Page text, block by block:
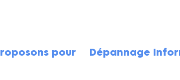
pour
Dépannage